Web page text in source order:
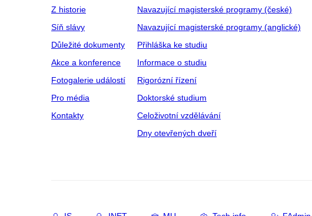
Z historie
Síň slávy
Důležité dokumenty
Akce a konference
Fotogalerie událostí
Pro média
Kontakty
Navazující magisterské programy (české)
Navazující magisterské programy (anglické)
Přihláška ke studiu
Informace o studiu
Rigorózní řízení
Doktorské studium
Celoživotní vzdělávání
Dny otevřených dveří